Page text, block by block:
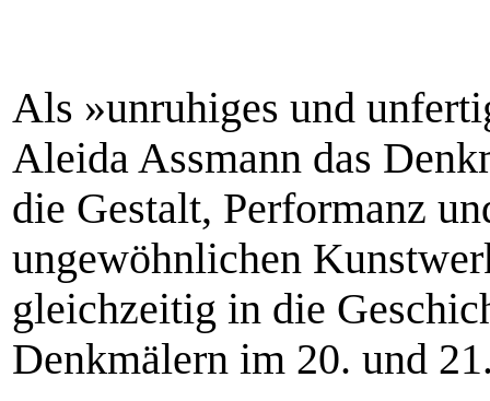
Als »unruhiges und
Aleida Assmann das
die Gestalt, Performanz
ungewöhnlichen
gleichzeitig in die
Denkmälern im 20. und